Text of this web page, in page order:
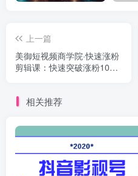
上一篇
美御短视频商学院·快速涨粉
剪辑课：快速突破涨粉1000
相关推荐